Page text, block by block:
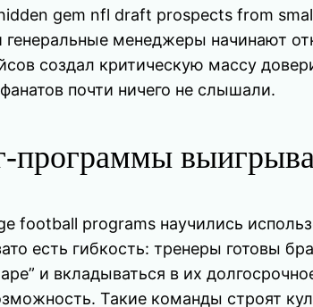
gem nfl draft prospects from
генеральные менеджеры начинают
создал критическую массу
почти ничего не слышали.
программы
football programs научились
есть гибкость: тренеры готовы
и вкладываться в их
Такие команды строят